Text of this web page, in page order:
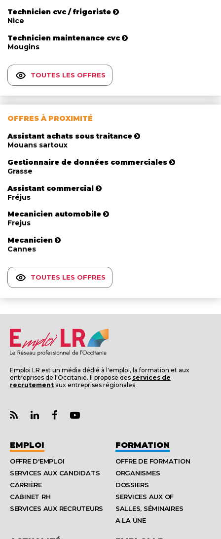
Technicien cvc / frigoriste
Nice
Technicien maintenance cvc
Mougins
TOUTES LES OFFRES
OFFRES À PROXIMITÉ
Assistant achats sous traitance
Mouans sartoux
Gestionnaire de données commerciales
Grasse
Assistant commercial
Fréjus
Mecanicien automobile
Frejus
Mecanicien
Cannes
TOUTES LES OFFRES
Emploi LR est un média dédié à l'emploi, la formation et aux
entreprises de l'Occitanie. Il propose des services de
recrutement aux entreprises régionales
EMPLOI
OFFRE D'EMPLOI
SERVICES AUX CANDIDATS
CARRIÈRE
CABINET RH
SERVICES AUX RECRUTEURS
FORMATION
OFFRE DE FORMATION
ORGANISMES
DOSSIERS
SERVICES AUX OF
SALLES, SÉMINAIRES
A LA UNE